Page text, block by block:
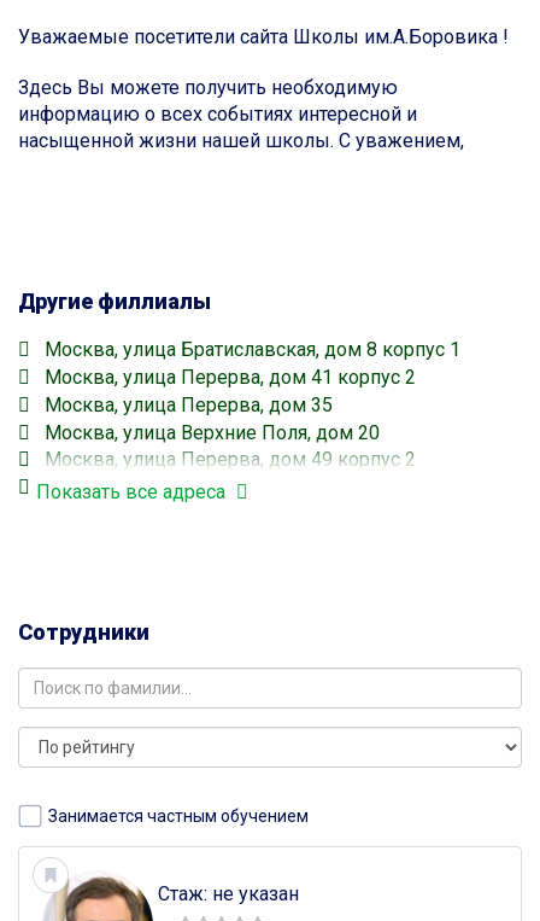
Уважаемые посетители сайта Школы им.А.Боровика !
Здесь Вы можете получить необходимую
информацию о всех событиях интересной и
насыщенной жизни нашей школы. С уважением,
Другие филлиалы
Москва, улица Братиславская, дом 8 корпус 1
Москва, улица Перерва, дом 41 корпус 2
Москва, улица Перерва, дом 35
Москва, улица Верхние Поля, дом 20
Москва, улица Перерва, дом 49 корпус 2
Москва, улица Краснодонская, дом 44
Показать все адреса
Сотрудники
Занимается частным обучением
Стаж: не указан